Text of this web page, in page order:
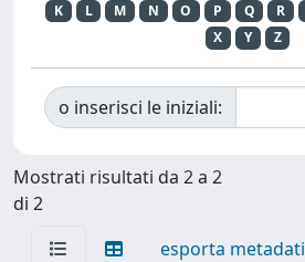
K
L M N O P Q R
X
Y Z
o inserisci le iniziali:
Mostrati risultati da 2 a 2
di 2
esporta metadati